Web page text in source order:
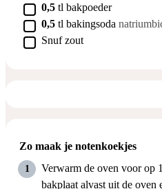
▢
0,5 tl bakpoeder
▢
0,5 tl bakingsoda
▢
Snuf zout
Zo maak je notenkoekjes
Verwarm de oven voor op
bakplaat alvast uit de oven